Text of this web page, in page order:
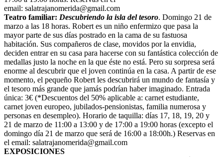
email: salatrajanomerida@gmail.com
Teatro familiar: Descubriendo la isla del tesoro. Domingo 21 de
marzo a las 18 horas. Robert es un niño enfermizo que pasa la
mayor parte de sus días postrado en la cama de su fastuosa
habitación. Sus compañeros de clase, movidos por la envidia,
deciden entrar en su casa para hacerse con su fantástica colección de
medallas justo la noche en la que éste no está. Pero su sorpresa será
enorme al descubrir que el joven continúa en la casa. A partir de ese
momento, el pequeño Robert les descubrirá un mundo de fantasía y
el tesoro más grande que jamás podrían haber imaginado. Entrada
única: 3€ (*Descuentos del 50% aplicable a: carnet estudiante,
carnet joven europeo, jubilados-pensionistas, familia numerosa y
personas en desempleo). Horario de taquilla: días 17, 18, 19, 20 y
21 de marzo de 11:00 a 13:00 y de 17:00 a 19:00 horas (excepto el
domingo día 21 de marzo que será de 16:00 a 18:00h.) Reservas en
el email: salatrajanomerida@gmail.com
EXPOSICIONES